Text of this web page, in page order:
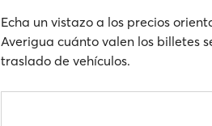
Echa un vistazo a los precios
Averigua cuánto valen los billetes
traslado de vehículos.